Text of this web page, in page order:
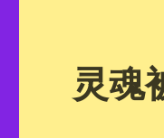
灵魂